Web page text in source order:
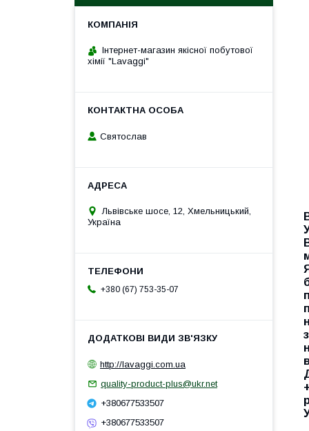
Інтернет-магазин якісної побутової
хімії "Lavaggi"
Святослав
Львівське шосе, 12, Хмельницький,
Україна
+380 (67) 753-35-07
http://lavaggi.com.ua
quality-product-plus@ukr.net
+380677533507
+380677533507